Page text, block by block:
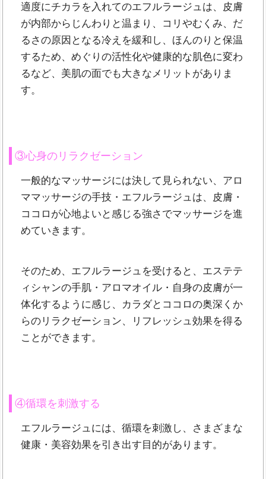
適度にチカラを入れてのエフルラージュは、皮膚
が内部からじんわりと温まり、コリやむくみ、だ
るさの原因となる冷えを緩和し、ほんのりと保温
するため、めぐりの活性化や健康的な肌色に変わ
るなど、美肌の面でも大きなメリットがありま
す。
③心身のリラクゼーション
一般的なマッサージには決して見られない、アロ
ママッサージの手技・エフルラージュは、皮膚・
ココロが心地よいと感じる強さでマッサージを進
めていきます。
そのため、エフルラージュを受けると、エステテ
ィシャンの手肌・アロマオイル・自身の皮膚が一
体化するように感じ、カラダとココロの奥深くか
らのリラクゼーション、リフレッシュ効果を得る
ことができます。
④循環を刺激する
エフルラージュには、循環を刺激し、さまざまな
健康・美容効果を引き出す目的があります。